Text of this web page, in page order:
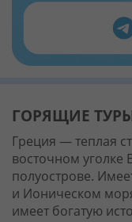
ГОРЯЩИЕ
Греция — теплая
восточном уголке
полуострове.
и Ионическом
имеет богатую